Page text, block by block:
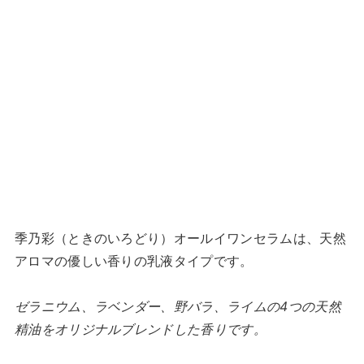
季乃彩（ときのいろどり）オールイワンセラムは、天然
アロマの優しい香りの乳液タイプです。
ゼラニウム、ラベンダー、野バラ、ライムの4つの天然
精油をオリジナルブレンドした香りです。